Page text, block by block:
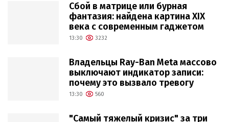
Сбой в матрице или бурная
фантазия: найдена картина XIX
века с современным гаджетом
13:30 3232
Владельцы Ray-Ban Meta массово
выключают индикатор записи:
почему это вызвало тревогу
13:30 560
"Самый тяжелый кризис" за три